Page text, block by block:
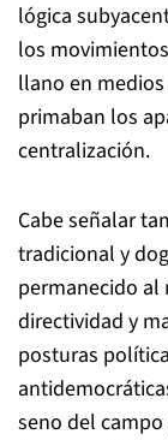
lógica
los
llano en
primaban los
centralización.
Cabe señalar
tradicional y
permanecido al
directividad y
posturas
seno del